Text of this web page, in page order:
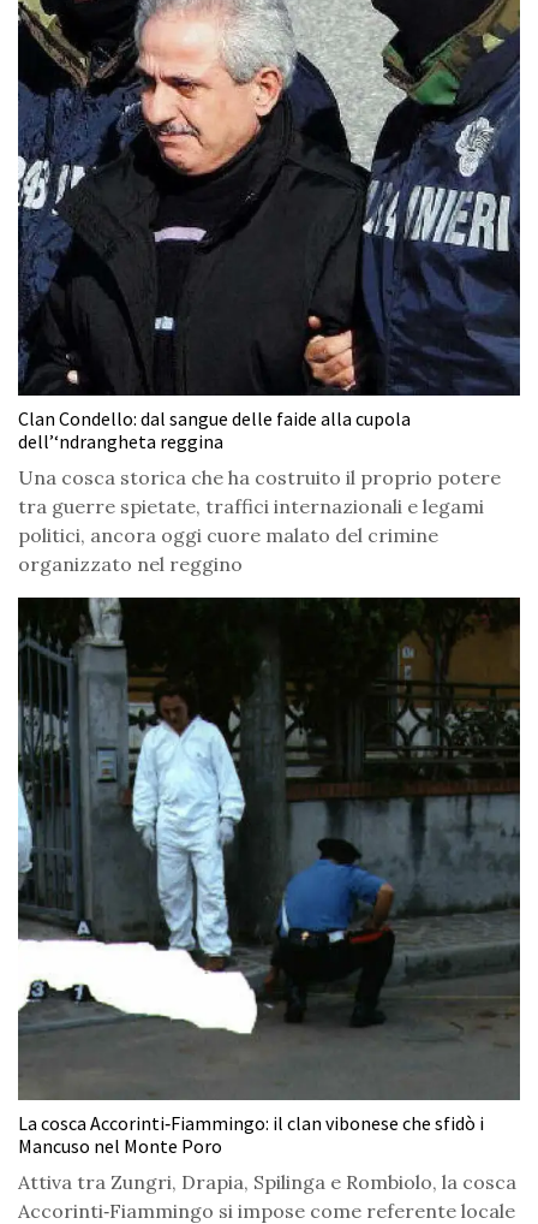
Clan Condello: dal sangue delle faide alla cupola
dell’‘ndrangheta reggina
Una cosca storica che ha costruito il proprio potere
tra guerre spietate, traffici internazionali e legami
politici, ancora oggi cuore malato del crimine
organizzato nel reggino
La cosca Accorinti‑Fiammingo: il clan vibonese che sfidò i
Mancuso nel Monte Poro
Attiva tra Zungri, Drapia, Spilinga e Rombiolo, la cosca
Accorinti‑Fiammingo si impose come referente locale